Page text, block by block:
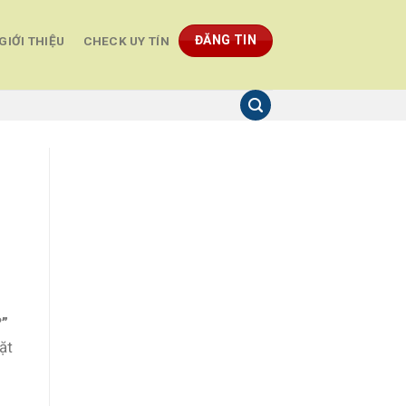
THIỆU CHECK UY TÍN ĐĂNG TIN